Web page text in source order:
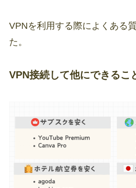
VPNを利用する際によくある
た。
VPN接続して他にできるこ